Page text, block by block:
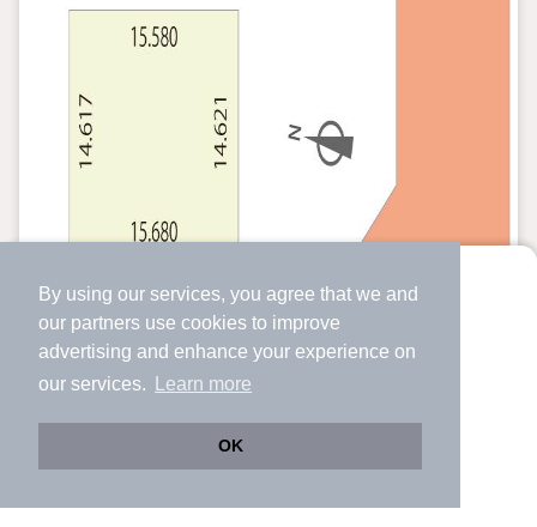
By using our services, you agree that we and
our partners use cookies to improve
advertising and enhance your experience on
our services.
Learn more
OK
より使いやすくなった
アプリで物件探ししませんか？
サクサク動く地図で物件検索